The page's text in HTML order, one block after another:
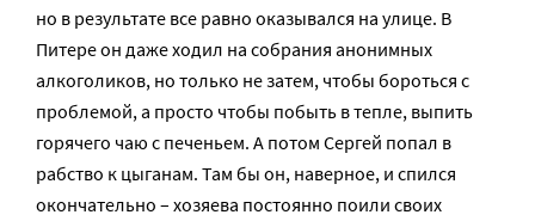
но в результате все равно оказывался на улице. В
Питере он даже ходил на собрания анонимных
алкоголиков, но только не затем, чтобы бороться с
проблемой, а просто чтобы побыть в тепле, выпить
горячего чаю с печеньем. А потом Сергей попал в
рабство к цыганам. Там бы он, наверное, и спился
окончательно – хозяева постоянно поили своих